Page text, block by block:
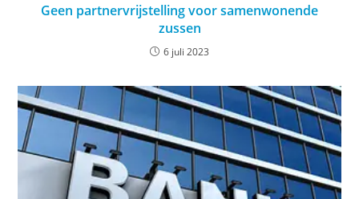
Geen partnervrijstelling voor samenwonende
zussen
6 juli 2023